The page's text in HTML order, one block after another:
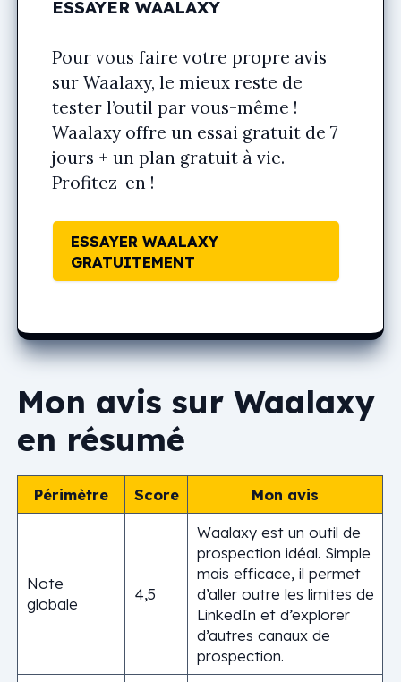
ESSAYER WAALAXY
Pour vous faire votre propre avis
sur Waalaxy, le mieux reste de
tester l’outil par vous-même !
Waalaxy offre un essai gratuit de 7
jours + un plan gratuit à vie.
Profitez-en !
ESSAYER WAALAXY
GRATUITEMENT
Mon avis sur Waalaxy
en résumé
Périmètre Score Mon avis
Note
globale
4,5
Waalaxy est un outil de
prospection idéal. Simple
mais efficace, il permet
d’aller outre les limites de
LinkedIn et d’explorer
d’autres canaux de
prospection.